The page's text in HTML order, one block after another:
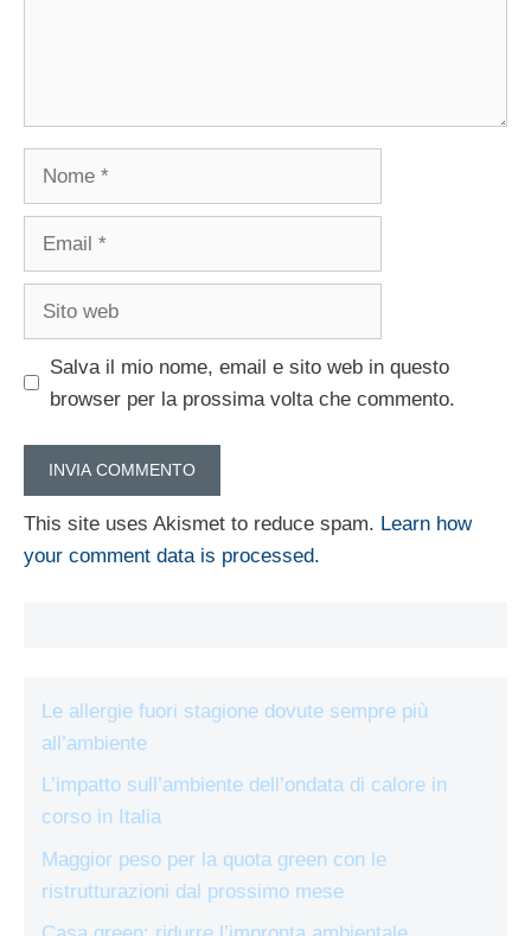
Salva il mio nome, email e sito web in questo
browser per la prossima volta che commento.
This site uses Akismet to reduce spam. Learn how
your comment data is processed.
Le allergie fuori stagione dovute sempre più
all’ambiente
L’impatto sull’ambiente dell’ondata di calore in
corso in Italia
Maggior peso per la quota green con le
ristrutturazioni dal prossimo mese